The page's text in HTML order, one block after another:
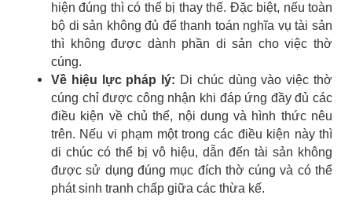
hiện đúng thì có thể bị thay thế. Đặc biệt, nếu toàn
bộ di sản không đủ để thanh toán nghĩa vụ tài sản
thì không được dành phần di sản cho việc thờ
cúng.
Về hiệu lực pháp lý: Di chúc dùng vào việc thờ
cúng chỉ được công nhận khi đáp ứng đầy đủ các
điều kiện về chủ thể, nội dung và hình thức nêu
trên. Nếu vi phạm một trong các điều kiện này thì
di chúc có thể bị vô hiệu, dẫn đến tài sản không
được sử dụng đúng mục đích thờ cúng và có thể
phát sinh tranh chấp giữa các thừa kế.